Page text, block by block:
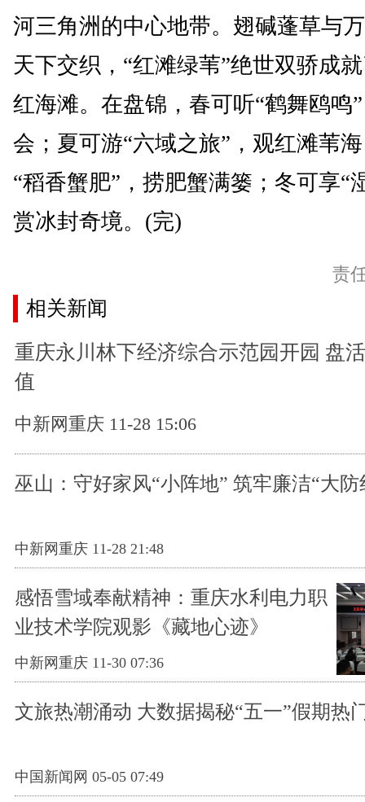
河三角洲的中心地带。翅碱蓬草与
天下交织，“红滩绿苇”绝世双骄成
红海滩。在盘锦，春可听“鹤舞鸥鸣
会；夏可游“六域之旅”，观红滩苇
“稻香蟹肥”，捞肥蟹满篓；冬可享“
赏冰封奇境。(完)
责
相关新闻
重庆永川林下经济综合示范园开园 盘
值
中新网重庆 11-28 15:06
巫山：守好家风“小阵地” 筑牢廉洁“大防
中新网重庆 11-28 21:48
感悟雪域奉献精神：重庆水利电力职
业技术学院观影《藏地心迹》
中新网重庆 11-30 07:36
文旅热潮涌动 大数据揭秘“五一”假期热
中国新闻网 05-05 07:49